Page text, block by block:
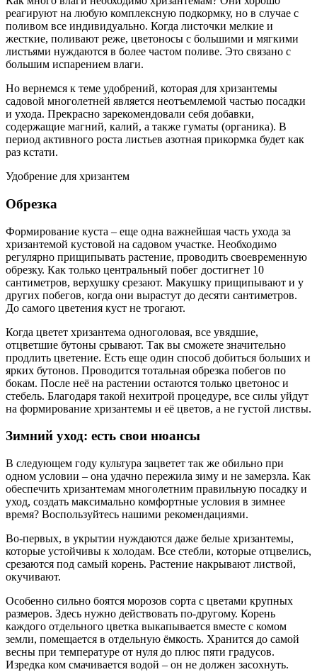
реагируют на любую комплексную подкормку, но в случае с
поливом все индивидуально. Когда листочки мелкие и
жесткие, поливают реже, цветоносы с большими и мягкими
листьями нуждаются в более частом поливе. Это связано с
большим испарением влаги.
Но вернемся к теме удобрений, которая для хризантемы
садовой многолетней является неотъемлемой частью посадки
и ухода. Прекрасно зарекомендовали себя добавки,
содержащие магний, калий, а также гуматы (органика). В
период активного роста листьев азотная прикормка будет как
раз кстати.
Удобрение для хризантем
Обрезка
Формирование куста – еще одна важнейшая часть ухода за
хризантемой кустовой на садовом участке. Необходимо
регулярно прищипывать растение, проводить своевременную
обрезку. Как только центральный побег достигнет 10
сантиметров, верхушку срезают. Макушку прищипывают и у
других побегов, когда они вырастут до десяти сантиметров.
До самого цветения куст не трогают.
Когда цветет хризантема одноголовая, все увядшие,
отцветшие бутоны срывают. Так вы сможете значительно
продлить цветение. Есть еще один способ добиться больших и
ярких бутонов. Проводится тотальная обрезка побегов по
бокам. После неё на растении остаются только цветонос и
стебель. Благодаря такой нехитрой процедуре, все силы уйдут
на формирование хризантемы и её цветов, а не густой листвы.
Зимний уход: есть свои нюансы
В следующем году культура зацветет так же обильно при
одном условии – она удачно пережила зиму и не замерзла. Как
обеспечить хризантемам многолетним правильную посадку и
уход, создать максимально комфортные условия в зимнее
время? Воспользуйтесь нашими рекомендациями.
Во-первых, в укрытии нуждаются даже белые хризантемы,
которые устойчивы к холодам. Все стебли, которые отцвелись,
срезаются под самый корень. Растение накрывают листвой,
окучивают.
Особенно сильно боятся морозов сорта с цветами крупных
размеров. Здесь нужно действовать по-другому. Корень
каждого отдельного цветка выкапывается вместе с комом
земли, помещается в отдельную ёмкость. Хранится до самой
весны при температуре от нуля до плюс пяти градусов.
Изредка ком смачивается водой – он не должен засохнуть.